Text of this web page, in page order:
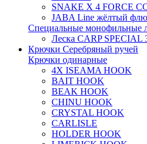
SNAKE X 4 FORCE
JABA Line жёлтый флю
Специальные монофильные
Леска CARP SPECIAL
Крючки Серебряный ручей
Крючки одинарные
4X ISEAMA HOOK
BAIT HOOK
BEAK HOOK
CHINU HOOK
CRYSTAL HOOK
CARLISLE
HOLDER HOOK